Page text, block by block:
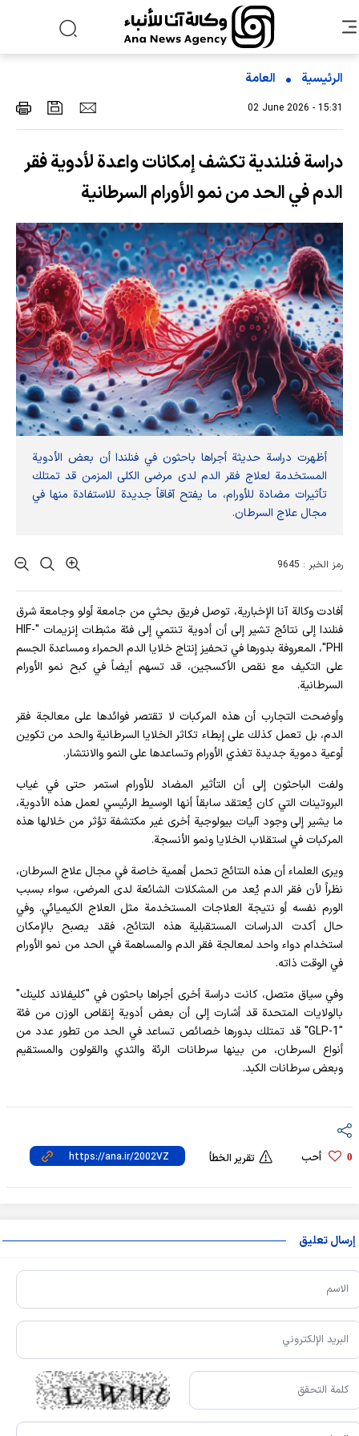
الرئيسية العامة
02 June 2026 - 15:31
دراسة فنلندية تكشف إمكانات واعدة لأدوية فقر
الدم في الحد من نمو الأورام السرطانية
أظهرت دراسة حديثة أجراها باحثون في فنلندا أن بعض الأدوية
المستخدمة لعلاج فقر الدم لدى مرضى الكلى المزمن قد تمتلك
تأثيرات مضادة للأورام، ما يفتح آفاقاً جديدة للاستفادة منها في
مجال علاج السرطان.
رمز الخبر : 9645
أفادت وکالة آنا الإخباریة، توصل فريق بحثي من جامعة أولو وجامعة شرق
فنلندا إلى نتائج تشير إلى أن أدوية تنتمي إلى فئة مثبطات إنزيمات "HIF-
PHI"، المعروفة بدورها في تحفيز إنتاج خلايا الدم الحمراء ومساعدة الجسم
على التكيف مع نقص الأكسجين، قد تسهم أيضاً في كبح نمو الأورام
السرطانية.
وأوضحت التجارب أن هذه المركبات لا تقتصر فوائدها على معالجة فقر
الدم، بل تعمل كذلك على إبطاء تكاثر الخلايا السرطانية والحد من تكوين
أوعية دموية جديدة تغذي الأورام وتساعدها على النمو والانتشار.
ولفت الباحثون إلى أن التأثير المضاد للأورام استمر حتى في غياب
البروتينات التي كان يُعتقد سابقاً أنها الوسيط الرئيسي لعمل هذه الأدوية،
ما يشير إلى وجود آليات بيولوجية أخرى غير مكتشفة تؤثر من خلالها هذه
المركبات في استقلاب الخلايا ونمو الأنسجة.
ويرى العلماء أن هذه النتائج تحمل أهمية خاصة في مجال علاج السرطان،
نظراً لأن فقر الدم يُعد من المشكلات الشائعة لدى المرضى، سواء بسبب
الورم نفسه أو نتيجة العلاجات المستخدمة مثل العلاج الكيميائي. وفي
حال أكدت الدراسات المستقبلية هذه النتائج، فقد يصبح بالإمكان
استخدام دواء واحد لمعالجة فقر الدم والمساهمة في الحد من نمو الأورام
في الوقت ذاته.
وفي سياق متصل، كانت دراسة أخرى أجراها باحثون في "كليفلاند كلينك"
بالولايات المتحدة قد أشارت إلى أن بعض أدوية إنقاص الوزن من فئة
"GLP-1" قد تمتلك بدورها خصائص تساعد في الحد من تطور عدد من
أنواع السرطان، من بينها سرطانات الرئة والثدي والقولون والمستقيم
وبعض سرطانات الكبد.
0 أحب تقرير الخطأ
إرسال تعليق